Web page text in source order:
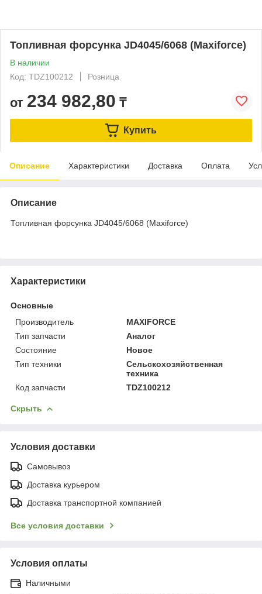
Топливная форсунка JD4045/6068 (Maxiforce)
В наличии
Код: TDZ100212
Розница
от 234 982,80 ₸
Купить
Описание Характеристики Доставка Оплата
Описание
Топливная форсунка JD4045/6068 (Maxiforce)
Характеристики
Основные
Производитель
MAXIFORCE
Тип запчасти
Аналог
Состояние
Новое
Тип техники
Сельскохозяйственная
техника
Код запчасти
TDZ100212
Скрыть
Условия доставки
Самовывоз
Доставка курьером
Доставка транспортной компанией
Все условия доставки
Условия оплаты
Наличными